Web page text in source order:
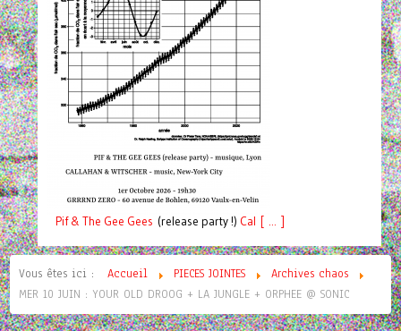
Pif& The Gee Gees (release party !) Cal [ ... ]
Vous êtes ici : Accueil PIECES JOINTES
Archives chaos
MER 10 JUIN : YOUR OLD DROOG + LA JUNGLE + ORPHEE @ SONIC